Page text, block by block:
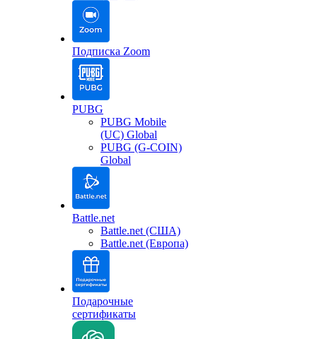
Подписка Zoom
PUBG
PUBG Mobile
(UC) Global
PUBG (G-COIN)
Global
Battle.net
Battle.net (США)
Battle.net (Европа)
Подарочные
сертификаты